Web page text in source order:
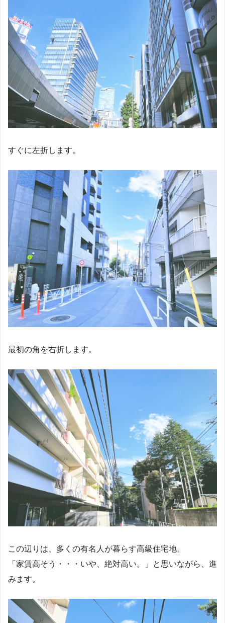
すぐに左折します。
最初の角を右折します。
この辺りは、多くの有名人が暮らす高級住宅地。
「家賃高そう・・・いや、絶対高い。」と思いながら、進
みます。